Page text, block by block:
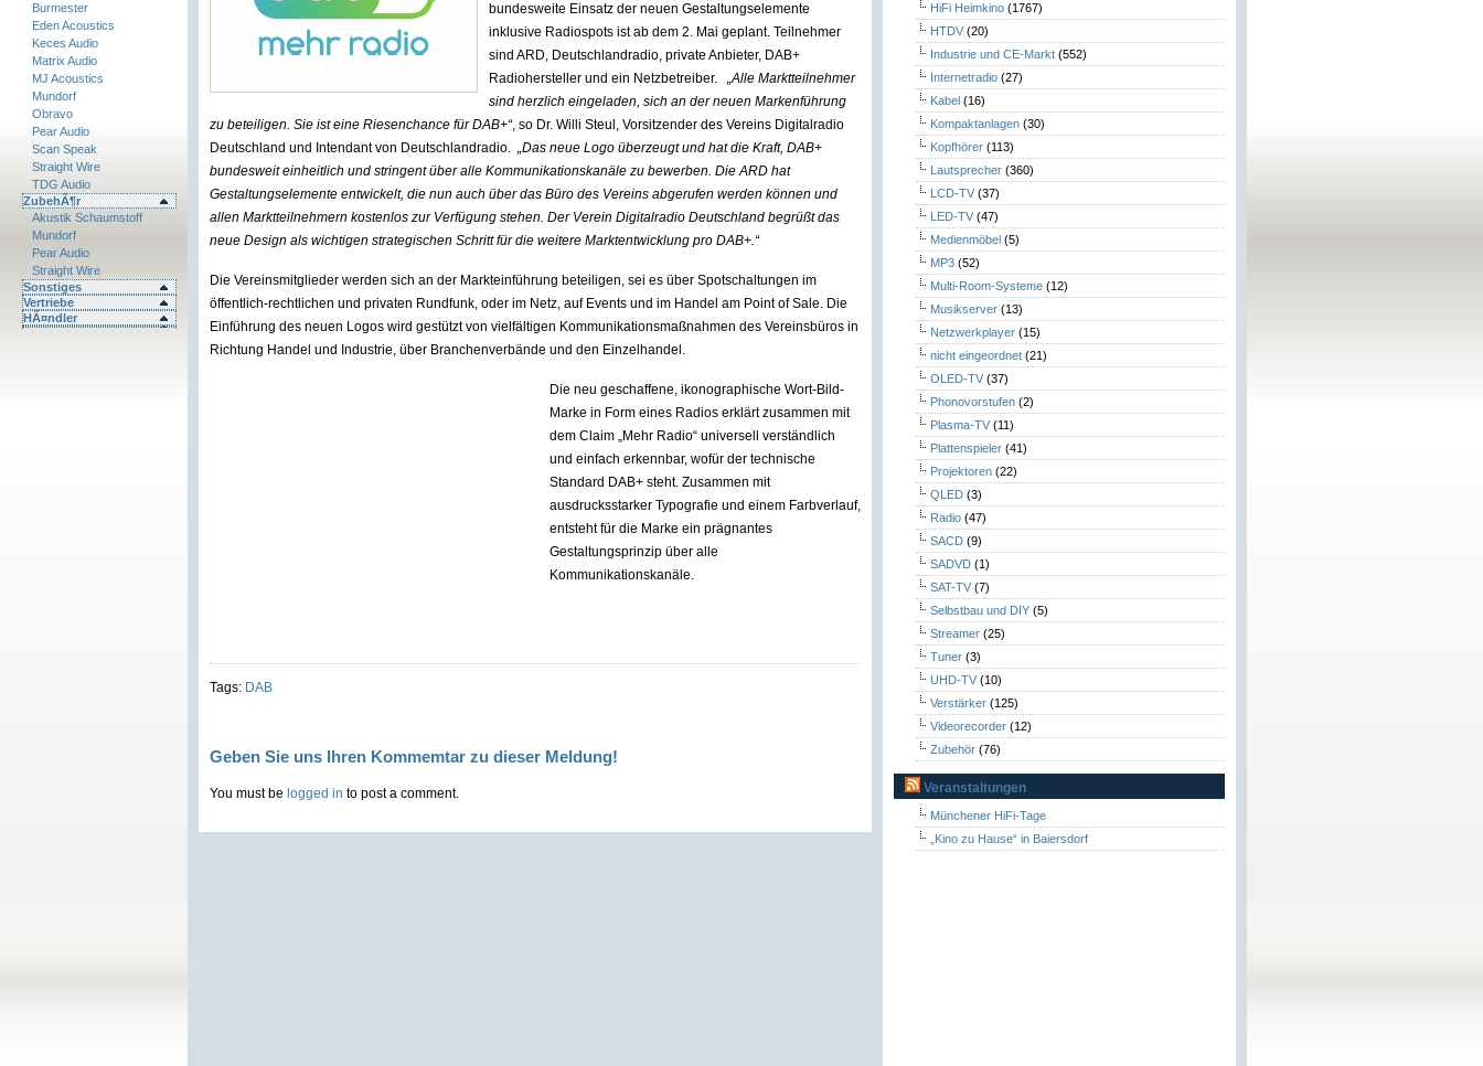
Burmester
Eden Acoustics
Keces Audio
Matrix Audio
MJ Acoustics
Mundorf
Obravo
Pear Audio
Scan Speak
Straight Wire
TDG Audio
ZubehÃ¶r
Akustik Schaumstoff
Mundorf
Pear Audio
Straight Wire
Sonstiges
Vertriebe
HÃ¤ndler
bundesweite Einsatz der neuen Gestaltungselemente
inklusive Radiospots ist ab dem 2. Mai geplant. Teilnehmer
sind ARD, Deutschlandradio, private Anbieter, DAB+
Radiohersteller und ein Netzbetreiber. „Alle Marktteilnehmer
sind herzlich eingeladen, sich an der neuen Markenführung
zu beteiligen. Sie ist eine Riesenchance für DAB+“, so Dr. Willi Steul, Vorsitzender des Vereins Digitalradio
Deutschland und Intendant von Deutschlandradio. „Das neue Logo überzeugt und hat die Kraft, DAB+
bundesweit einheitlich und stringent über alle Kommunikationskanäle zu bewerben. Die ARD hat
Gestaltungselemente entwickelt, die nun auch über das Büro des Vereins abgerufen werden können und
allen Marktteilnehmern kostenlos zur Verfügung stehen. Der Verein Digitalradio Deutschland begrüßt das
neue Design als wichtigen strategischen Schritt für die weitere Marktentwicklung pro DAB+.“
Die Vereinsmitglieder werden sich an der Markteinführung beteiligen, sei es über Spotschaltungen im
öffentlich-rechtlichen und privaten Rundfunk, oder im Netz, auf Events und im Handel am Point of Sale. Die
Einführung des neuen Logos wird gestützt von vielfältigen Kommunikationsmaßnahmen des Vereinsbüros in
Richtung Handel und Industrie, über Branchenverbände und den Einzelhandel.
Die neu geschaffene, ikonographische Wort-Bild-
Marke in Form eines Radios erklärt zusammen mit
dem Claim „Mehr Radio“ universell verständlich
und einfach erkennbar, wofür der technische
Standard DAB+ steht. Zusammen mit
ausdrucksstarker Typografie und einem Farbverlauf,
entsteht für die Marke ein prägnantes
Gestaltungsprinzip über alle
Kommunikationskanäle.
Tags: DAB
Geben Sie uns Ihren Kommemtar zu dieser Meldung!
You must be logged in to post a comment.
HiFi Heimkino (1767)
HTDV (20)
Industrie und CE-Markt (552)
Internetradio (27)
Kabel (16)
Kompaktanlagen (30)
Kopfhörer (113)
Lautsprecher (360)
LCD-TV (37)
LED-TV (47)
Medienmöbel (5)
MP3 (52)
Multi-Room-Systeme (12)
Musikserver (13)
Netzwerkplayer (15)
nicht eingeordnet (21)
OLED-TV (37)
Phonovorstufen (2)
Plasma-TV (11)
Plattenspieler (41)
Projektoren (22)
QLED (3)
Radio (47)
SACD (9)
SADVD (1)
SAT-TV (7)
Selbstbau und DIY (5)
Streamer (25)
Tuner (3)
UHD-TV (10)
Verstärker (125)
Videorecorder (12)
Zubehör (76)
Veranstaltungen
Münchener HiFi-Tage
„Kino zu Hause“ in Baiersdorf